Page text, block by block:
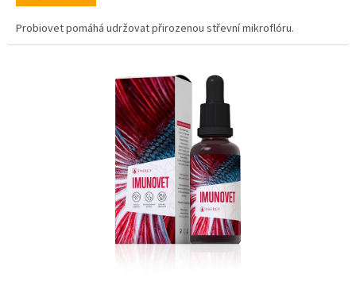
Probiovet pomáhá udržovat přirozenou střevní mikroflóru.